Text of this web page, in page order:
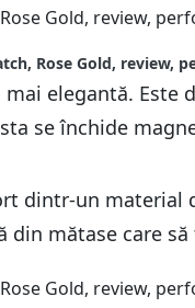
Rose Gold, review,
elegantă.
se închide
dintr-un
mătase care